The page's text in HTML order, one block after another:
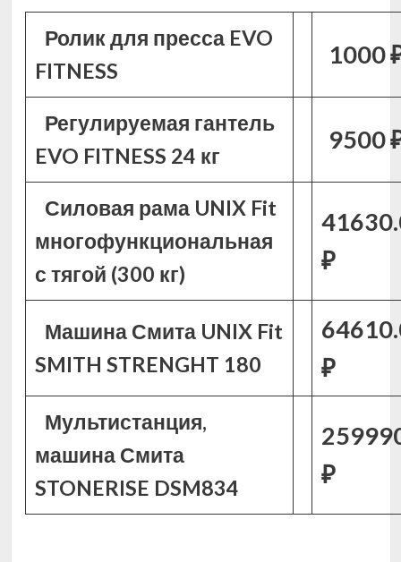
Ролик для пресса EVO
FITNESS
1000
Регулируемая гантель
EVO FITNESS 24 кг
9500
Силовая рама UNIX Fit
многофункциональная
с тягой (300 кг)
₽
Машина Смита UNIX Fit
SMITH STRENGHT 180
₽
Мультистанция,
машина Смита
STONERISE DSM834
₽